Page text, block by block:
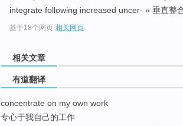
integrate following increased uncer- » 垂直整
基于18个网页-相关网页
相关文章
有道翻译
concentrate on my own work
专心于我自己的工作